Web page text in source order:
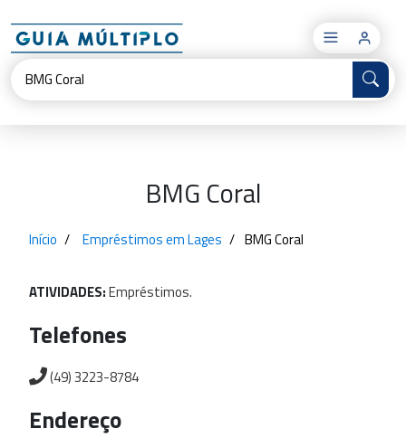
×
BMG Coral
Início Empréstimos em Lages BMG Coral
ATIVIDADES:Empréstimos.
Telefones
(49) 3223-8784
Endereço